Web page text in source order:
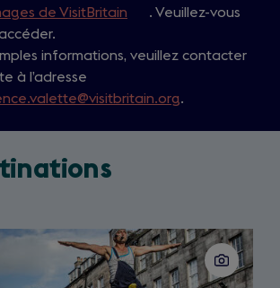
de VisitBritain
p
n
e
w
t
. Veuillez-vous
informations, veuillez contacter
à l’adresse
.